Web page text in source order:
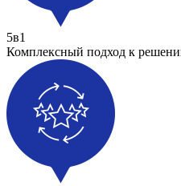
5в1
Комплексный подход к